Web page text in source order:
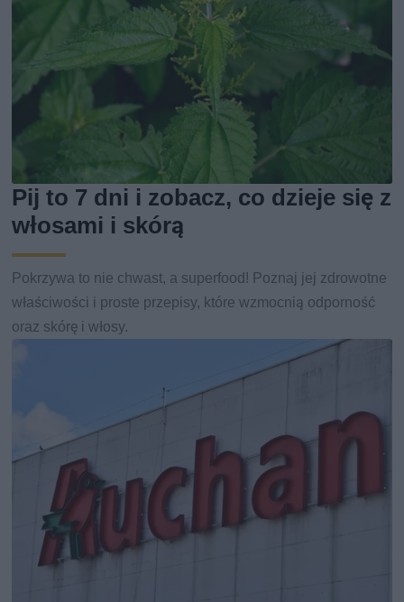
Pij to 7 dni i zobacz, co dzieje się z
włosami i skórą
Pokrzywa to nie chwast, a superfood! Poznaj jej zdrowotne
właściwości i proste przepisy, które wzmocnią odporność
oraz skórę i włosy.